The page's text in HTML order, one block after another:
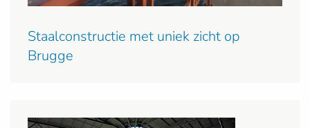
Staalconstructie met uniek zicht op
Brugge